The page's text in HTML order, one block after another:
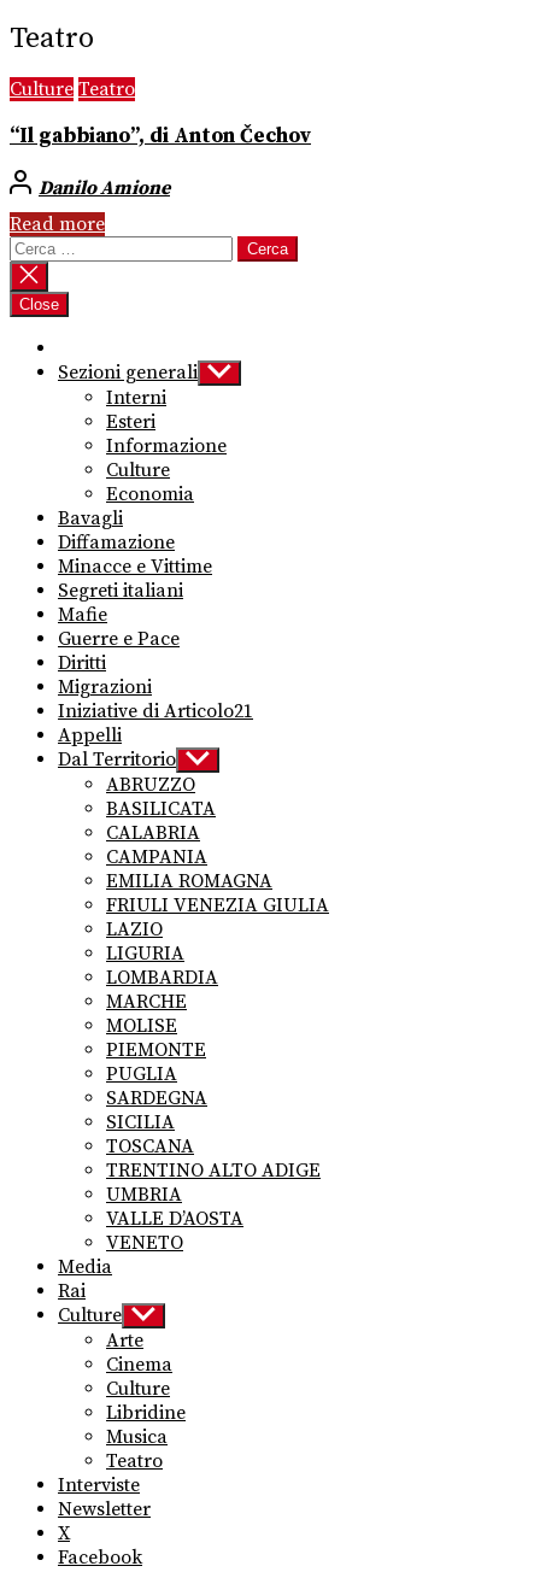
Teatro
Culture Teatro
“Il gabbiano”, di Anton Čechov
Danilo Amione
Read more
Ricerca
per:
Close
Sezioni generali Show
sub
Interni
Esteri
Informazione
Culture
Economia
Bavagli
Diffamazione
Minacce e Vittime
Segreti italiani
Mafie
Guerre e Pace
Diritti
Migrazioni
Iniziative di Articolo21
Appelli
Dal Territorio Show
sub
menu
ABRUZZO
BASILICATA
CALABRIA
CAMPANIA
EMILIA ROMAGNA
FRIULI VENEZIA GIULIA
LAZIO
LIGURIA
LOMBARDIA
MARCHE
MOLISE
PIEMONTE
PUGLIA
SARDEGNA
SICILIA
TOSCANA
TRENTINO ALTO ADIGE
UMBRIA
VALLE D’AOSTA
VENETO
Media
Rai
Culture Show
sub
menu
Arte
Cinema
Culture
Libridine
Musica
Teatro
Interviste
Newsletter
X
Facebook